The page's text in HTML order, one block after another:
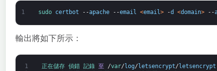
1 sudo certbot --apache --email <email> -d <domain> --
輸出將如下所示：
1
正在儲存 偵錯 記錄 至 /var/log/letsencrypt/letsencrypt